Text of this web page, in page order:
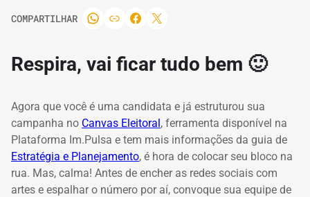
COMPARTILHAR
Respira, vai ficar tudo bem 🙂
Agora que você é uma candidata e já estruturou sua
campanha no Canvas Eleitoral, ferramenta disponível na
Plataforma Im.Pulsa e tem mais informações da guia de
Estratégia e Planejamento, é hora de colocar seu bloco na
rua. Mas, calma! Antes de encher as redes sociais com
artes e espalhar o número por aí, convoque sua equipe de